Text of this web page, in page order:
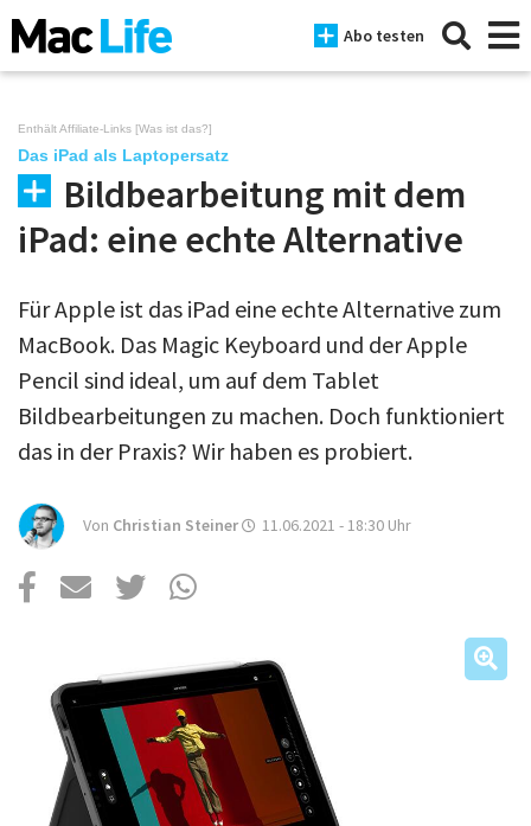
Abo testen
News
iPhone
iPad
Tests
Tipps
Über uns
Podcast
Anmelden
Enthält Affiliate-Links [Was ist das?]
Das iPad als Laptopersatz
Bildbearbeitung mit dem
iPad: eine echte Alternative
Für Apple ist das iPad eine echte Alternative zum
MacBook. Das Magic Keyboard und der Apple
Pencil sind ideal, um auf dem Tablet
Bildbearbeitungen zu machen. Doch funktioniert
das in der Praxis? Wir haben es probiert.
Von Christian Steiner 11.06.2021 - 18:30 Uhr